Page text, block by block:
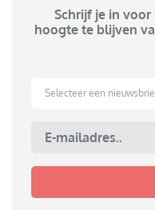
Schrijf je in
hoogte te blijven
Selecteer een